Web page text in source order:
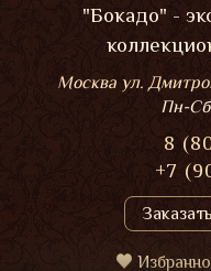
"Бокадо" -
Москва ул.
Пн-Сб
8
+7